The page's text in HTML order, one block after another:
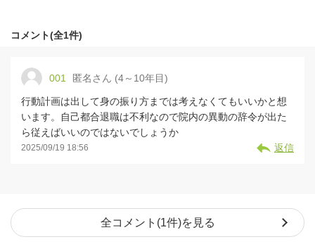
コメント(全1件)
001 匿名さん (4～10年目)
行動計画は出して身の振り方までは考えなくてもいいかと想
います。自己都合退職は不利なので院内の異動の辞令が出た
ら従えばいいのではないでしょうか
2025/09/19 18:56 返信
全コメント(1件)を見る